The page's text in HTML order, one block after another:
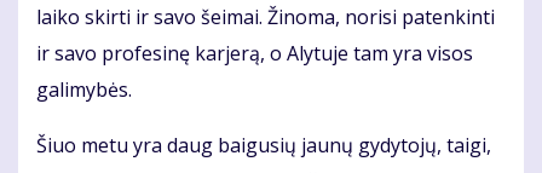
laiko skirti ir savo šeimai. Žinoma, norisi patenkinti
ir savo profesinę karjerą, o Alytuje tam yra visos
galimybės.
Šiuo metu yra daug baigusių jaunų gydytojų, taigi,